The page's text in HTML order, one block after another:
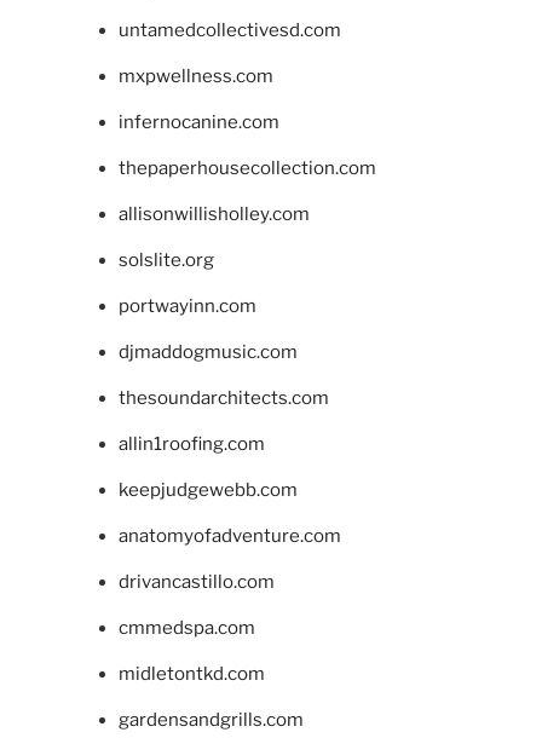
untamedcollectivesd.com
mxpwellness.com
infernocanine.com
thepaperhousecollection.com
allisonwillisholley.com
solslite.org
portwayinn.com
djmaddogmusic.com
thesoundarchitects.com
allin1roofing.com
keepjudgewebb.com
anatomyofadventure.com
drivancastillo.com
cmmedspa.com
midletontkd.com
gardensandgrills.com